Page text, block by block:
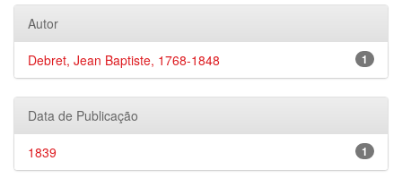
Autor
1
Debret, Jean Baptiste, 1768-1848
Data de Publicação
1
1839